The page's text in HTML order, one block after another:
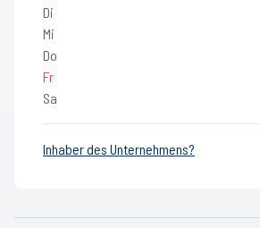
Di
Mi
Do
Fr
Sa
Inhaber des Unternehmens?